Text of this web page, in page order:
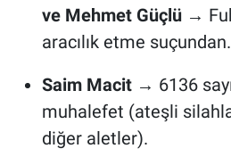
ve Mehmet Güçlü→
aracılık etme suçundan.
Saim Macit→ 6136
muhalefet (ateşli
diğer aletler).